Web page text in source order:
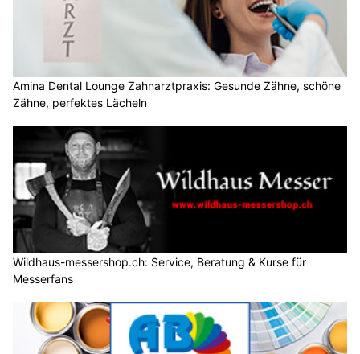
Amina Dental Lounge Zahnarztpraxis: Gesunde Zähne, schöne
Zähne, perfektes Lächeln
Wildhaus-messershop.ch: Service, Beratung & Kurse für
Messerfans